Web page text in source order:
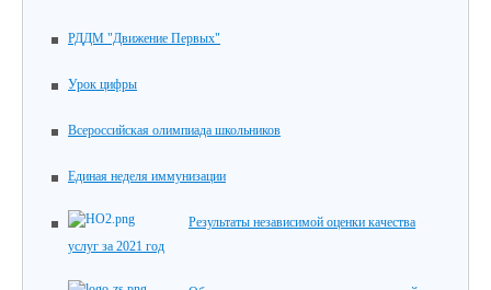
РДДМ "Движение Первых"
Урок цифры
Всероссийская олимпиада школьников
Единая неделя иммунизации
Результаты независимой оценки качества
услуг за 2021 год